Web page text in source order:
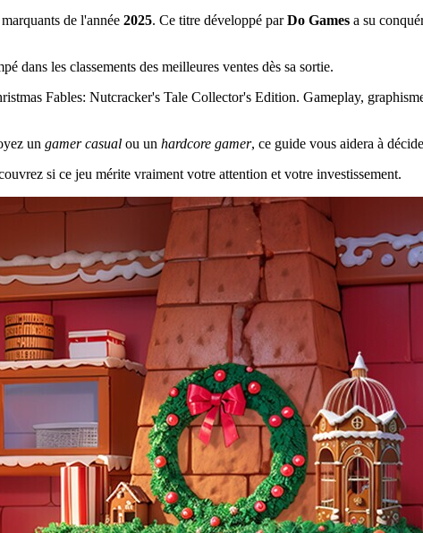
de l'année 2025. Ce titre développé parDo Games a su
dans les classements des meilleures ventes dès sa sortie.
Fables: Nutcracker's Tale Collector's Edition. Gameplay,
un gamer casual ou un hardcore gamer, ce guide vous aidera à
si ce jeu mérite vraiment votre attention et votre investissement.